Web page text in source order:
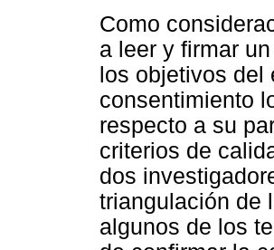
Como
a leer y firmar
los objetivos del
consentimiento
respecto a su
criterios de
dos
triangulación de
algunos de los